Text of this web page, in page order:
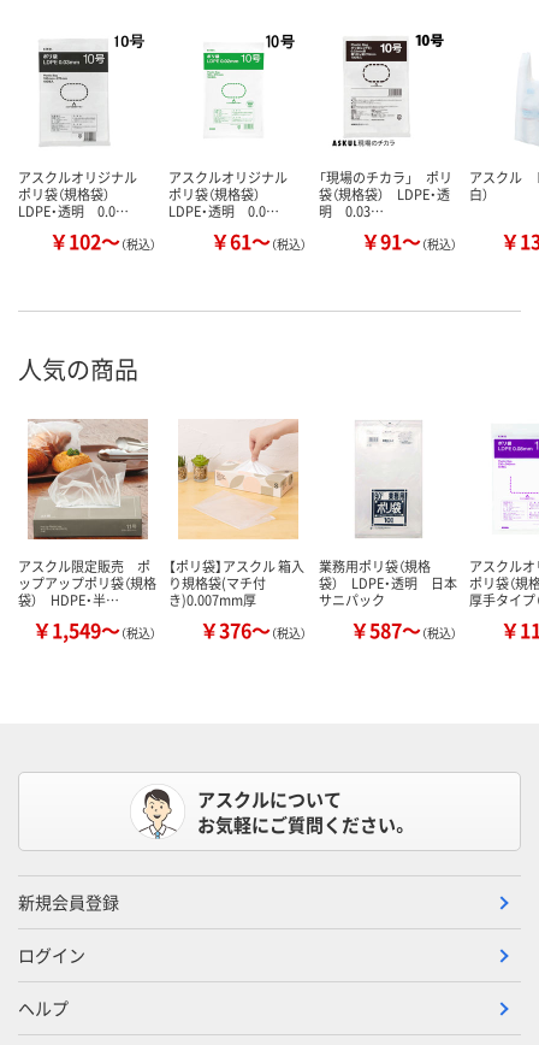
アスクルオリジナル
ポリ袋（規格袋）
LDPE・透明 0.0…
￥102～（税込）
アスクルオリジナル
ポリ袋（規格袋）
LDPE・透明 0.0…
￥61～（税込）
「現場のチカラ」 ポリ
袋（規格袋） LDPE・透
明 0.03…
￥91～（税込）
アスクル
白）
￥
人気の商品
アスクル限定販売 ポ
ップアップポリ袋（規格
袋） HDPE・半…
￥1,549～（税込）
【ポリ袋】アスクル 箱入
り規格袋(マチ付
き)0.007mm厚
￥376～（税込）
業務用ポリ袋（規格
袋） LDPE・透明 日本
サニパック
￥587～（税込）
アスクル
ポリ袋（規
厚手タイプ
￥
アスクルについて
お気軽にご質問ください。
新規会員登録
ログイン
ヘルプ